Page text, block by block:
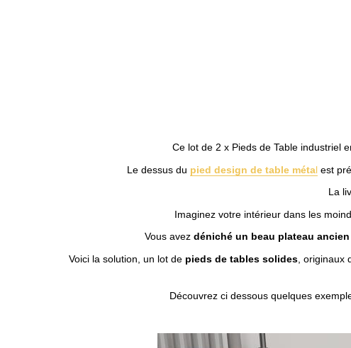
Ce lot de 2 x Pieds de Table industriel
Le dessus du pied design de table métalest
La
Imaginez votre intérieur dans les
Vous avez déniché un beau plateau
Voici la solution, un lot depieds de tables solides, originaux
Découvrez ci dessous quelques